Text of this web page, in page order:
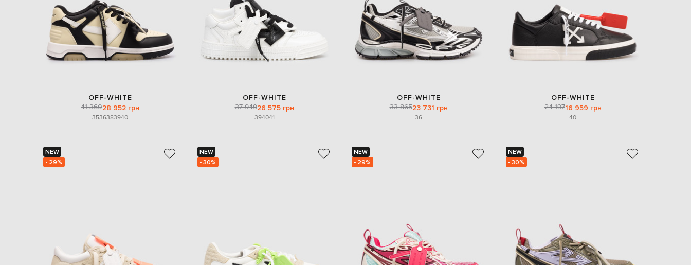
OFF-WHITE
41 36028 952 грн
3536383940
OFF-WHITE
37 94926 575 грн
394041
OFF-WHITE
33 86523 731 грн
36
OFF-WHITE
24 19716 959 грн
40
NEW
- 29%
NEW
- 30%
NEW
- 29%
NEW
- 30%